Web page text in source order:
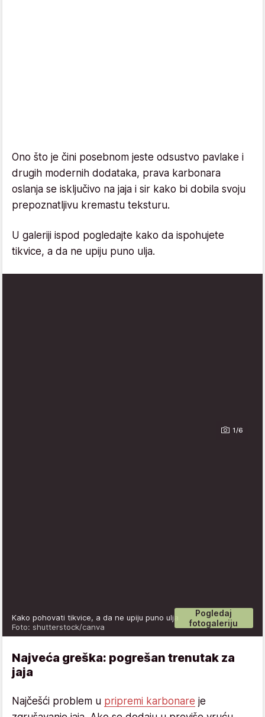
Ono što je čini posebnom jeste odsustvo pavlake i
drugih modernih dodataka, prava karbonara
oslanja se isključivo na jaja i sir kako bi dobila svoju
prepoznatljivu kremastu teksturu.
U galeriji ispod pogledajte kako da ispohujete
tikvice, a da ne upiju puno ulja.
1/6
Pogledaj
fotogaleriju
Kako pohovati tikvice, a da ne upiju puno ulja
Foto: shutterstock/canva
Najveća greška: pogrešan trenutak za
jaja
Najčešći problem u pripremi karbonare je